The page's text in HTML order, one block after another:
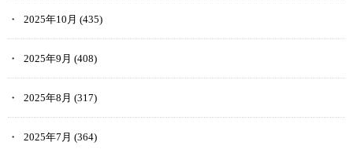
2025年10月 (435)
2025年9月 (408)
2025年8月 (317)
2025年7月 (364)